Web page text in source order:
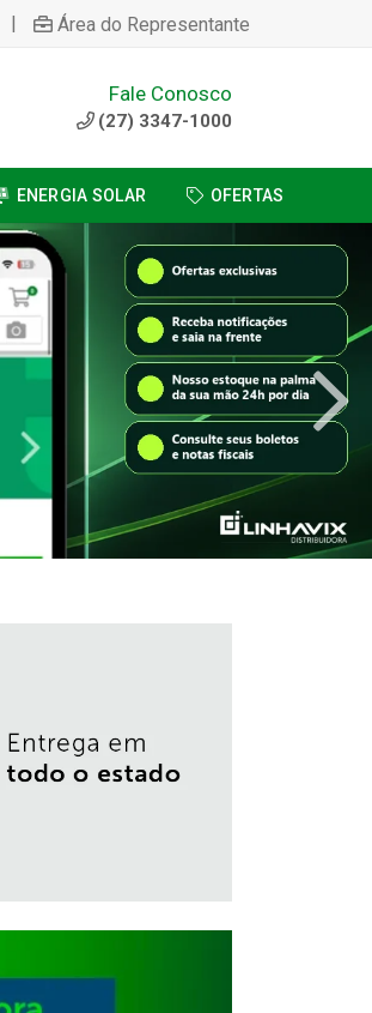
| Área do Representante
Fale Conosco
(27) 3347-1000
ENERGIA SOLAR OFERTAS